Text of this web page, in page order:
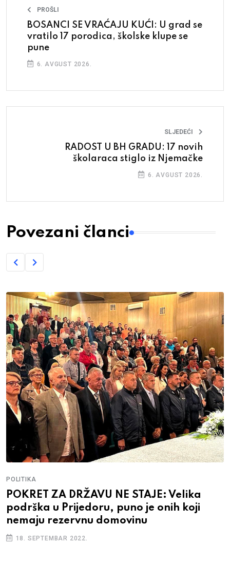
PROŠLI
BOSANCI SE VRAĆAJU KUĆI: U grad se
vratilo 17 porodica, školske klupe se
pune
6. AVGUST 2026.
SLJEDEĆI
RADOST U BH GRADU: 17 novih
školaraca stiglo iz Njemačke
6. AVGUST 2026.
Povezani članci
POLITIKA
POKRET ZA DRŽAVU NE STAJE: Velika
podrška u Prijedoru, puno je onih koji
nemaju rezervnu domovinu
18. SEPTEMBAR 2022.